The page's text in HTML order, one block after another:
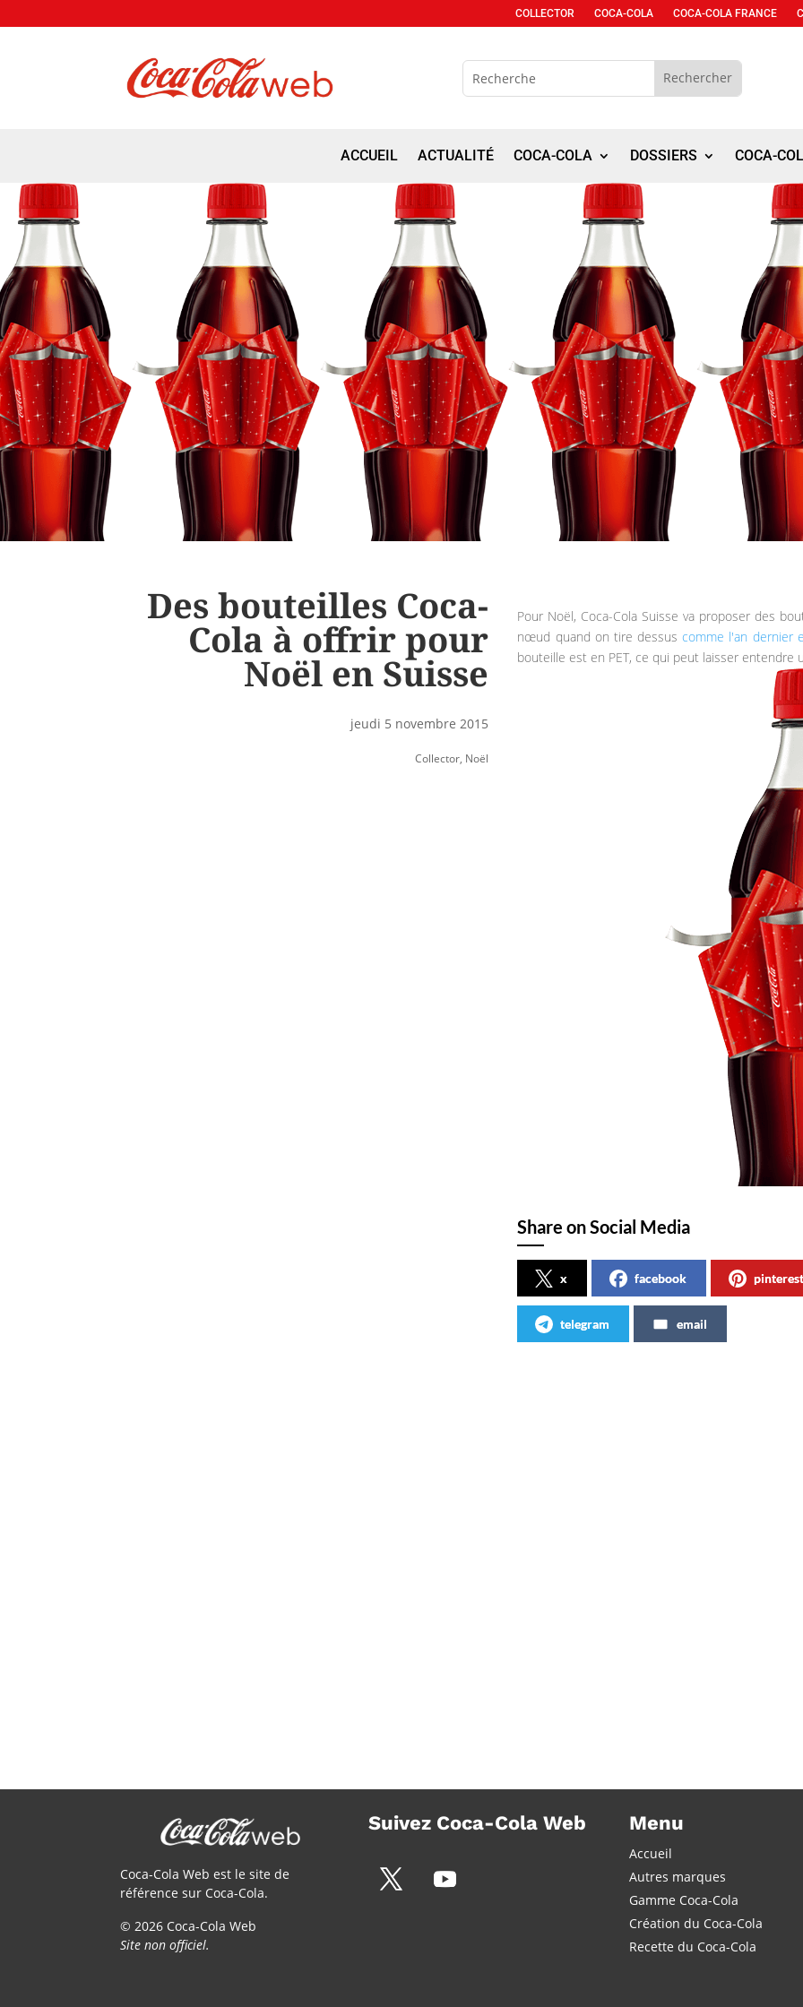
COLLECTOR COCA-COLA COCA-COLA FRANCE
ACCUEIL ACTUALITÉ COCA-COLA DOSSIERS COCA-
Des bouteilles Coca-
Cola à offrir pour
Noël en Suisse
jeudi 5 novembre 2015
Collector, Noël
Pour Noël, Coca-Cola Suisse va proposer des
nœud quand on tire dessuscomme l'an dernier
bouteille est en PET, ce qui peut laisser entendre
Share on Social Media
x facebook pinterest
telegram email
Coca-Cola Web est le site de
référence sur Coca-Cola.
© 2026 Coca-Cola Web
Site non officiel.
Suivez Coca-Cola Web Menu
Accueil
Autres marques
Gamme Coca-Cola
Création du Coca-Cola
Recette du Coca-Cola